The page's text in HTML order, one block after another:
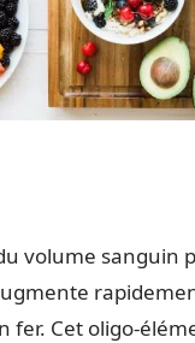
volume sanguin
fer. Cet oligo-